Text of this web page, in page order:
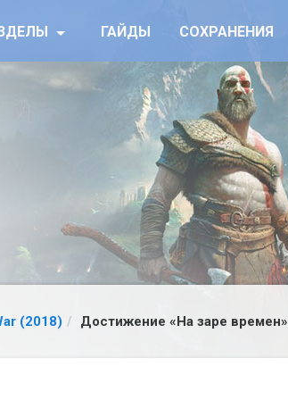
ГАЙДЫ СОХРАНЕНИЯ
(2018) Достижение «На заре времен»